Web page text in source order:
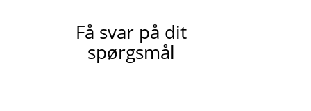
Få svar på dit
spørgsmål